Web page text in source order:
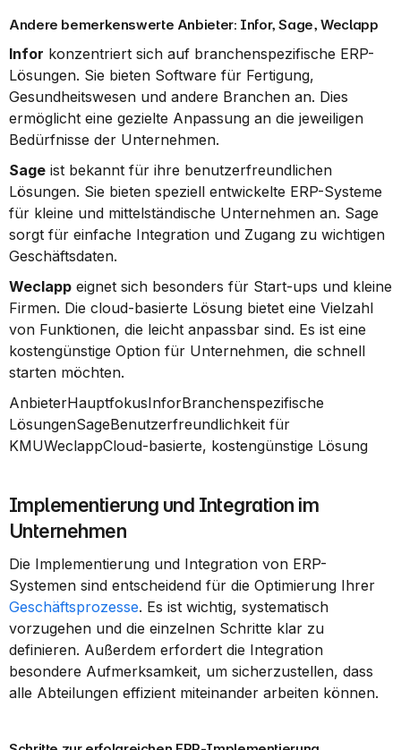
Andere bemerkenswerte Anbieter: Infor, Sage, Weclapp
Infor konzentriert sich auf branchenspezifische ERP-
Lösungen. Sie bieten Software für Fertigung,
Gesundheitswesen und andere Branchen an. Dies
ermöglicht eine gezielte Anpassung an die jeweiligen
Bedürfnisse der Unternehmen.
Sage ist bekannt für ihre benutzerfreundlichen
Lösungen. Sie bieten speziell entwickelte ERP-Systeme
für kleine und mittelständische Unternehmen an. Sage
sorgt für einfache Integration und Zugang zu wichtigen
Geschäftsdaten.
Weclapp eignet sich besonders für Start-ups und kleine
Firmen. Die cloud-basierte Lösung bietet eine Vielzahl
von Funktionen, die leicht anpassbar sind. Es ist eine
kostengünstige Option für Unternehmen, die schnell
starten möchten.
AnbieterHauptfokusInforBranchenspezifische
LösungenSageBenutzerfreundlichkeit für
KMUWeclappCloud-basierte, kostengünstige Lösung
Implementierung und Integration im
Unternehmen
Die Implementierung und Integration von ERP-
Geschäftsprozesse. Es ist wichtig, systematisch
vorzugehen und die einzelnen Schritte klar zu
definieren. Außerdem erfordert die Integration
besondere Aufmerksamkeit, um sicherzustellen, dass
alle Abteilungen effizient miteinander arbeiten können.